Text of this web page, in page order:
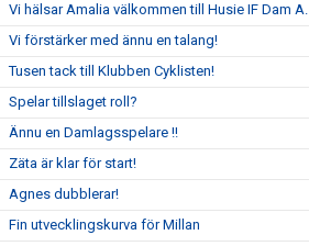
Vi hälsar Amalia välkommen till Husie IF Dam A.
Vi förstärker med ännu en talang!
Tusen tack till Klubben Cyklisten!
Spelar tillslaget roll?
Ännu en Damlagsspelare !!
Zäta är klar för start!
Agnes dubblerar!
Fin utvecklingskurva för Millan